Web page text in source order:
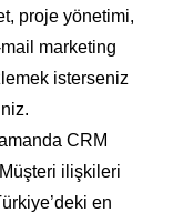
proje yönetimi,
marketing
isterseniz
CRM
ilişkileri
en